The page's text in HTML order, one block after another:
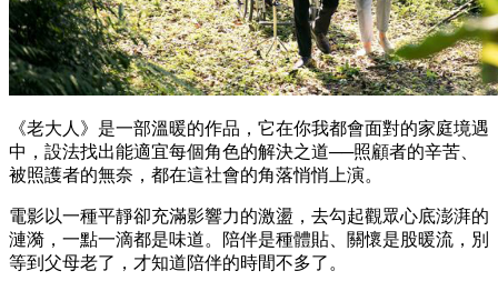
《老大人》是一部溫暖的作品，它在你我都會面對的家庭境遇
中，設法找出能適宜每個角色的解決之道──照顧者的辛苦、
被照護者的無奈，都在這社會的角落悄悄上演。
電影以一種平靜卻充滿影響力的激盪，去勾起觀眾心底澎湃的
漣漪，一點一滴都是味道。陪伴是種體貼、關懷是股暖流，別
等到父母老了，才知道陪伴的時間不多了。